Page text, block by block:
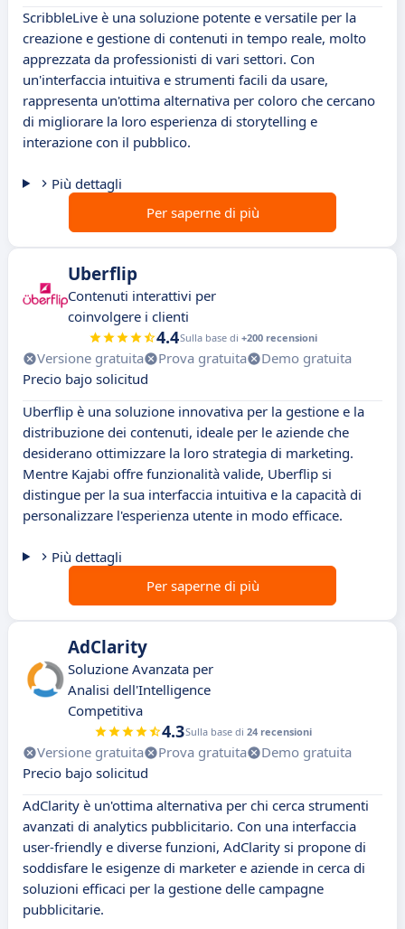
ScribbleLive è una soluzione potente e versatile per la
creazione e gestione di contenuti in tempo reale, molto
apprezzata da professionisti di vari settori. Con
un'interfaccia intuitiva e strumenti facili da usare,
rappresenta un'ottima alternativa per coloro che cercano
di migliorare la loro esperienza di storytelling e
interazione con il pubblico.
Più dettagli
Per saperne di più
Uberflip
Contenuti interattivi per
coinvolgere i clienti
4.4Sulla base di +200 recensioni
Versione gratuita Prova gratuita
Demo gratuita
Precio bajo solicitud
Uberflip è una soluzione innovativa per la gestione e la
distribuzione dei contenuti, ideale per le aziende che
desiderano ottimizzare la loro strategia di marketing.
Mentre Kajabi offre funzionalità valide, Uberflip si
distingue per la sua interfaccia intuitiva e la capacità di
personalizzare l'esperienza utente in modo efficace.
Più dettagli
Per saperne di più
AdClarity
Soluzione Avanzata per
Analisi dell'Intelligence
Competitiva
4.3Sulla base di 24 recensioni
Versione gratuita Prova gratuita
Demo gratuita
Precio bajo solicitud
AdClarity è un'ottima alternativa per chi cerca strumenti
avanzati di analytics pubblicitario. Con una interfaccia
user-friendly e diverse funzioni, AdClarity si propone di
soddisfare le esigenze di marketer e aziende in cerca di
soluzioni efficaci per la gestione delle campagne
pubblicitarie.